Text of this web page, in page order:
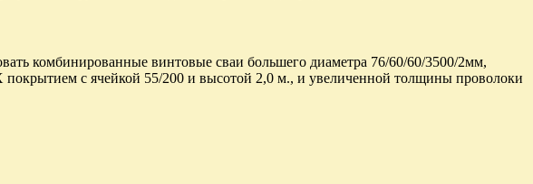
комбинированные винтовые сваи большего диаметра 76/60/60/3500/2мм,
с ячейкой 55/200 и высотой 2,0 м., и увеличенной толщины проволоки